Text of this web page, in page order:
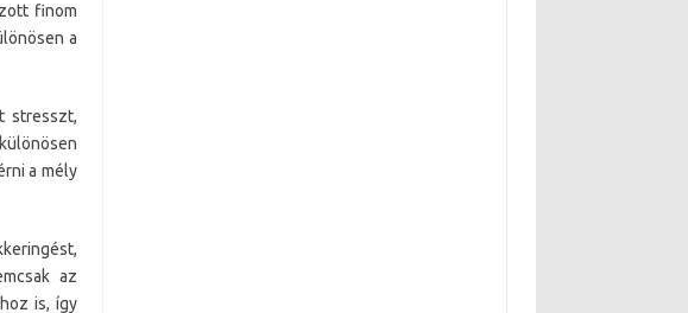
finom
a
stresszt,
a mély
az
is, így